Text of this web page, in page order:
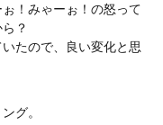
！みゃーぉ！の怒って
？
たので、良い変化と思
グ。